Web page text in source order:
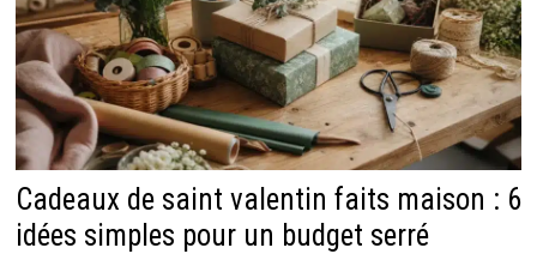
Cadeaux de saint valentin faits maison : 6
idées simples pour un budget serré